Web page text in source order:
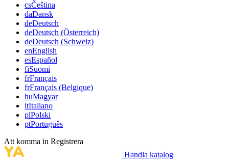
csČeština
daDansk
deDeutsch
deDeutsch (Österreich)
deDeutsch (Schweiz)
enEnglish
esEspañol
fiSuomi
frFrançais
frFrançais (Belgique)
huMagyar
itItaliano
plPolski
ptPortuguês
Att komma in Registrera
Handla katalog